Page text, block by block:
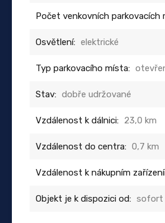
Počet venkovních parkovacích
Osvětlení: elektrické
Typ parkovacího místa:
Stav: dobře udržované
Vzdálenost k dálnici: 23,0 km
Vzdálenost do centra: 0,7 km
Vzdálenost k nákupním
Objekt je k dispozici od: sofort